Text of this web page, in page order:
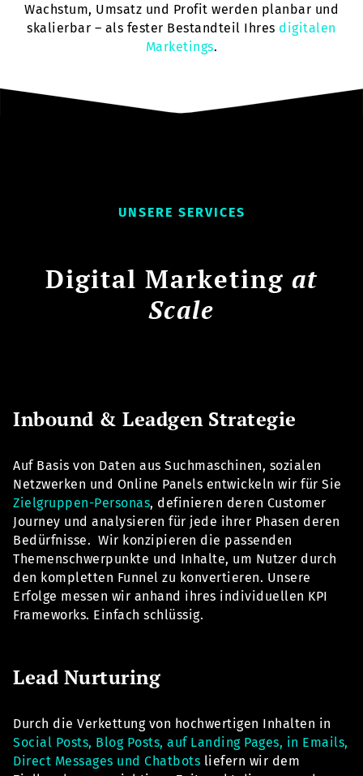
Wachstum, Umsatz und Profit werden planbar und
skalierbar – als fester Bestandteil Ihres digitalen
Marketings.
UNSERE SERVICES
Digital Marketing at
Scale
Inbound & Leadgen Strategie
Auf Basis von Daten aus Suchmaschinen, sozialen
Netzwerken und Online Panels entwickeln wir für Sie
Zielgruppen-Personas, definieren deren Customer
Journey und analysieren für jede ihrer Phasen deren
Bedürfnisse. Wir konzipieren die passenden
Themenschwerpunkte und Inhalte, um Nutzer durch
den kompletten Funnel zu konvertieren. Unsere
Erfolge messen wir anhand ihres individuellen KPI
Frameworks. Einfach schlüssig.
Lead Nurturing
Durch die Verkettung von hochwertigen Inhalten in
Social Posts, Blog Posts, auf Landing Pages, in Emails,
Direct Messages und Chatbots liefern wir dem